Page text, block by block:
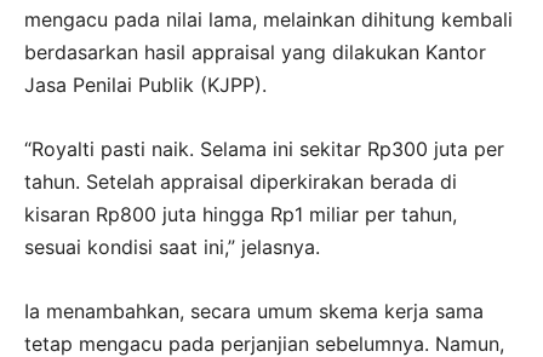
mengacu pada nilai lama, melainkan dihitung kembali
berdasarkan hasil appraisal yang dilakukan Kantor
Jasa Penilai Publik (KJPP).
“Royalti pasti naik. Selama ini sekitar Rp300 juta per
tahun. Setelah appraisal diperkirakan berada di
kisaran Rp800 juta hingga Rp1 miliar per tahun,
sesuai kondisi saat ini,” jelasnya.
Ia menambahkan, secara umum skema kerja sama
tetap mengacu pada perjanjian sebelumnya. Namun,